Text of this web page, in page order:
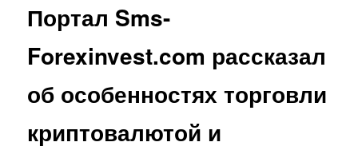
Портал Sms-
Forexinvest.com рассказал
об особенностях торговли
криптовалютой и